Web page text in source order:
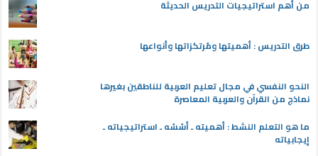
من أهم استراتيجيات التدريس الحديثة
طرق التدريس : أهميتها ومُرتكزاتها وأنواعها
النحو النفسي في مجال تعليم العربية للناطقين بغيرها
نماذج من القرآن والعربية المعاصرة
ما هو التعلم النشط : أهميته ـ أسُسُه ـ استراتيجياته ـ
إيجابياته